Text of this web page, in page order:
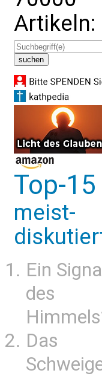
Artikeln:
Top-15
meist-
Ein
des
Das